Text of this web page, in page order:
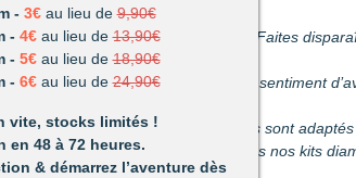
La vie peut parfois être stressante. Faites
:rien n’est plus satisfaisant que le sentiment
et les adultes :facile à utiliser, ils sont
en famille. (Nous recommandons nos kits
- 3€au lieu de9,90€
- 4€ au lieu de 13,90€
- 5€ au lieu de18,90€
- 6€ au lieu de 24,90€
vite, stocks limités !
en 48 à 72 heures.
& démarrez l’aventure dès